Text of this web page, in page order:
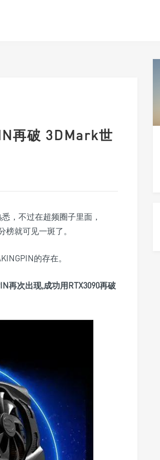
再破 3DMark世
，不过在超频圈子里面，
就可见一斑了。
的存在。
再次出现,成功用RTX3090再破